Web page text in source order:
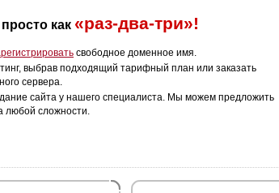
как «раз-два-три»!
свободное доменное имя.
выбрав подходящий тарифный план или заказать
сервера.
сайта у нашего специалиста. Мы можем предложить
любой сложности.